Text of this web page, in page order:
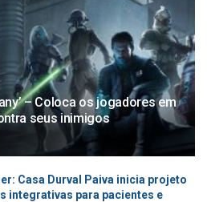
– Coloca os jogadores em
seus inimigos
Casa Durval Paiva inicia projeto
integrativas para pacientes e